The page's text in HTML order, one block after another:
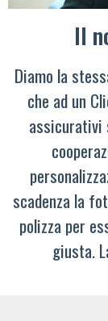
Il
Diamo la
che ad un
assicurativi
scadenza la
polizza per
giusta.